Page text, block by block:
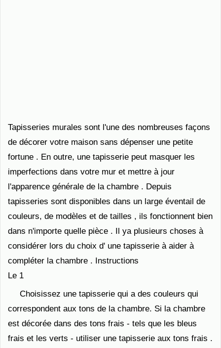
Tapisseries murales sont l'une des nombreuses façons
de décorer votre maison sans dépenser une petite
fortune . En outre, une tapisserie peut masquer les
imperfections dans votre mur et mettre à jour
l'apparence générale de la chambre . Depuis
tapisseries sont disponibles dans un large éventail de
couleurs, de modèles et de tailles , ils fonctionnent bien
dans n'importe quelle pièce . Il ya plusieurs choses à
considérer lors du choix d' une tapisserie à aider à
compléter la chambre . Instructions
Le 1
Choisissez une tapisserie qui a des couleurs qui
correspondent aux tons de la chambre. Si la chambre
est décorée dans des tons frais - tels que les bleus
frais et les verts - utiliser une tapisserie aux tons frais .